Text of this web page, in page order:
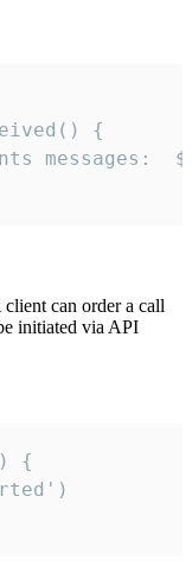
{
can order a call
initiated via API
{